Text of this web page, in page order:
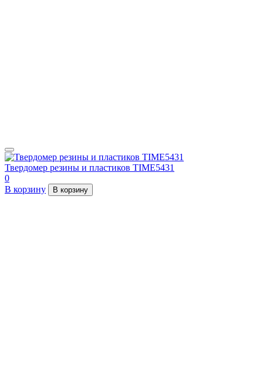
Твердомер резины и пластиков TIME5431
0
В корзину
В корзину